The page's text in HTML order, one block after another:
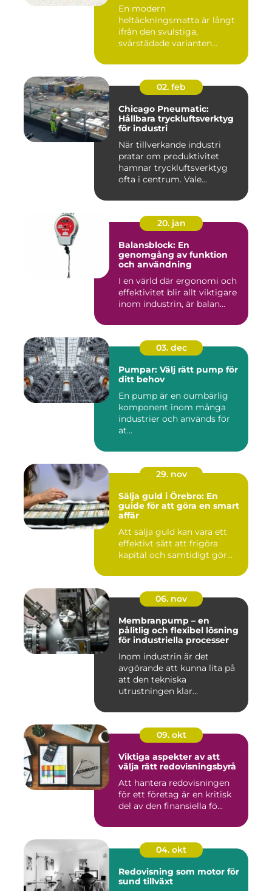
En modern
heltäckningsmatta är långt
ifrån den svulstiga,
svårstädade varianten
02. feb
Chicago Pneumatic:
Hållbara tryckluftsverktyg
för industri
När tillverkande industri
pratar om produktivitet
hamnar tryckluftsverktyg
ofta i centrum. Vale...
20. jan
Balansblock: En
genomgång av funktion
och användning
I en värld där ergonomi och
effektivitet blir allt viktigare
inom industrin, är balan...
03. dec
Pumpar: Välj rätt pump för
ditt behov
En pump är en oumbärlig
komponent inom många
industrier och används för
at...
29. nov
Sälja guld i Örebro: En
guide för att göra en smart
affär
Att sälja guld kan vara ett
effektivt sätt att frigöra
kapital och samtidigt gör...
06. nov
Membranpump – en
pålitlig och flexibel lösning
för industriella processer
Inom industrin är det
avgörande att kunna lita på
att den tekniska
utrustningen klar...
09. okt
Viktiga aspekter av att
välja rätt redovisningsbyrå
Att hantera redovisningen
för ett företag är en kritisk
del av den finansiella fö...
04. okt
Redovisning som motor för
sund tillväxt